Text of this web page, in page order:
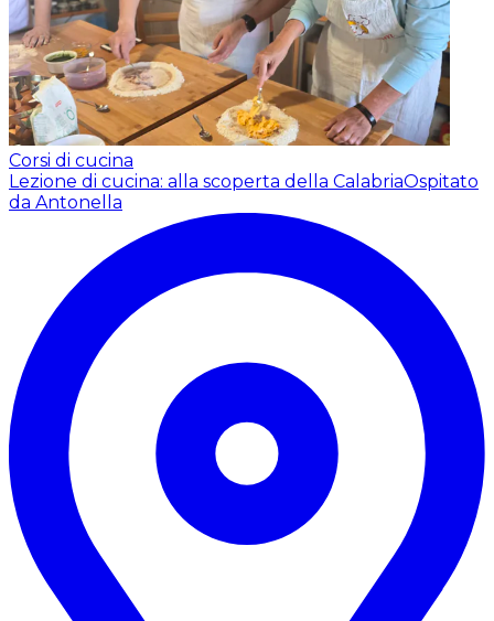
Corsi di cucina
Lezione di cucina: alla scoperta della CalabriaOspitato
da Antonella